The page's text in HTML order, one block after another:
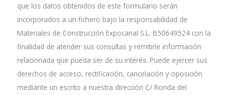
que los datos obtenidos de este formulario serán
incorporados a un fichero bajo la responsabilidad de
Materiales de Construcción Expocanal S.L. B50649524 con la
finalidad de atender sus consultas y remitirle información
relacionada que pueda ser de su interés. Puede ejercer sus
derechos de acceso, rectificación, cancelación y oposición
mediante un escrito a nuestra dirección C/ Ronda del